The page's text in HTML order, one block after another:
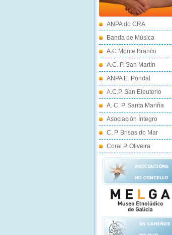
ANPA do CRA
Banda de Música
A.C Monte Branco
A.C. P. San Martín
ANPA E. Pondal
A.C.P. San Eleuterio
A. C. P. Santa Mariña
Asociación Íntegro
C. P. Brisas do Mar
Coral P. Oliveira